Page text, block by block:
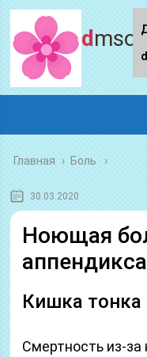
Главная › Боль
30.03.2020
Ноющая
аппендикса
Кишка тонка
Смертность из-